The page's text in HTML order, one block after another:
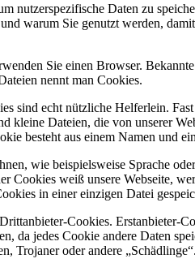
nutzerspezifische Daten zu
warum Sie genutzt werden,
Sie einen Browser.
nennt man Cookies.
sind echt nützliche Helferlein.
kleine Dateien, die von unserer
besteht aus einem Namen und
wie beispielsweise Sprache
Cookies weiß unsere Webseite,
in einer einzigen Datei
Cookies. Erstanbieter-
da jedes Cookie andere Daten
Trojaner oder andere